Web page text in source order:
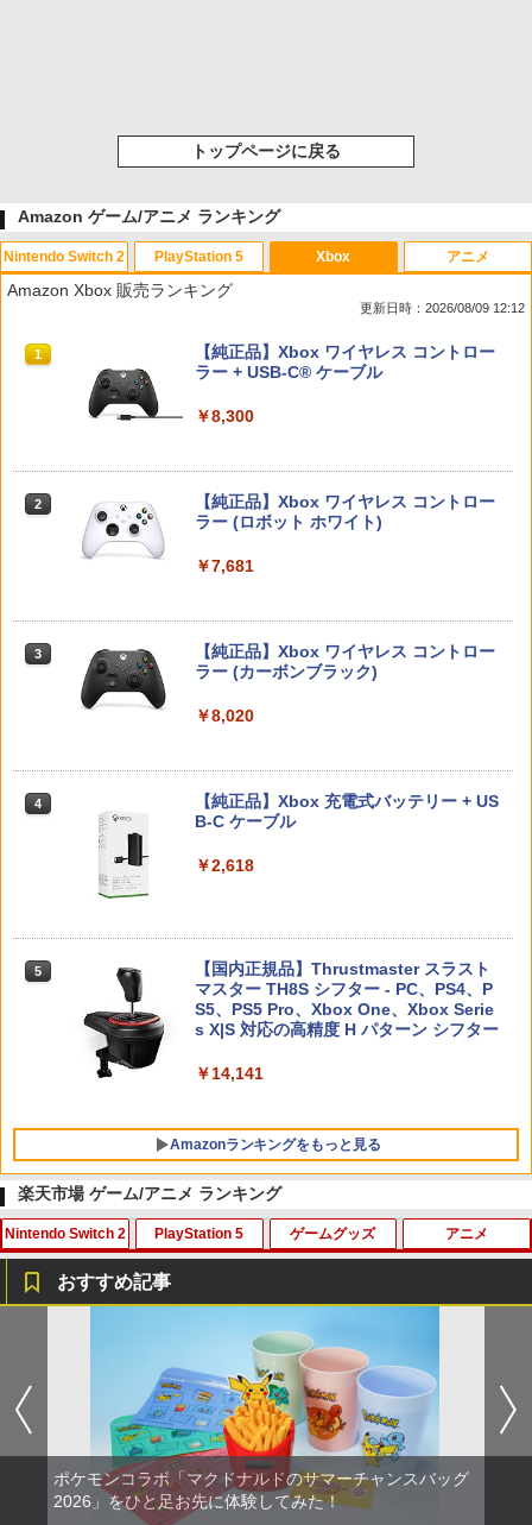
トップページに戻る
Amazon ゲーム/アニメ ランキング
Nintendo Switch 2
1
スプラトゥーン レイダース|オンライン
コード版
￥5,832
スプラトゥーン レイダース -Switch2
￥6,447
Nintendo Switch 2(日本語・国内専用)
ンラインコード版
ニンテンドープリペイド番号 5000円|オ
ンラインコード版
PlayStation 5
1
PlayStation 5 デジタル・エディション
日本語専用 Console Language: Japan
Beast of Reincarnation -PS5 【特典】
J) PlayStation 5
トローラー ミッドナイト ブラック(CFI-
ZCT2J01)
【純正品】DualSense ワイヤレスコン
トローラー(CFI-ZCT2J)
￥10,737
Xbox
Amazon Xbox 販売ランキング
更新日時：2026/08/09 12:12
1
【純正品】Xbox ワイヤレス コントロー
ラー + USB-C® ケーブル
￥8,300
2
【純正品】Xbox ワイヤレス コントロー
ラー (ロボット ホワイト)
￥7,681
3
【純正品】Xbox ワイヤレス コントロー
ラー (カーボンブラック)
￥8,020
4
【純正品】Xbox 充電式バッテリー + US
B-C ケーブル
￥2,618
5
【国内正規品】Thrustmaster スラスト
マスター TH8S シフター - PC、PS4、P
S5、PS5 Pro、Xbox One、Xbox Serie
s X|S 対応の高精度 H パターン シフター
￥14,141
Amazonランキングをもっと見る
アニメ
1
劇場版「鬼滅の刃」無限城編 第一章 猗
劇場版「鬼滅の刃」無限城編 第一章 猗
窩座再来 通常版 [DVD]
￥3,523
楽天市場 ゲーム/アニメ ランキング
Nintendo Switch 2
ホリ ワイヤレスホリパッド TURBO for
Nintendo Switch 2 ルビーマゼンタ [N
SX-134]
￥7,580
【特典】ドラゴンクエストモンスターズ
PlayStation 5
シティーズ：スカイライン リマスター
ジャパン・スペシャル・エディション
￥5,591
RIDE 6
ゲームグッズ
PS Vita 2000 アナログスティック・スラ
イドパッド修理用基板 部品 パーツ L R
互換 黒 ブラック オリジナルウエス スラ
イドパッド
￥750
アニメ
【中古】おそ松さん 第五松（初回生産
限定版 Blu-ray DISC）/Blu−ray Dis
c/EYXA-10744
￥272
猫物語 黒 つばさファミリー 上・下 セッ
おすすめ記事
ポケモンコラボ「マクドナルドのサマーチャンスバッグ
2026」をひと足お先に体験してみた！